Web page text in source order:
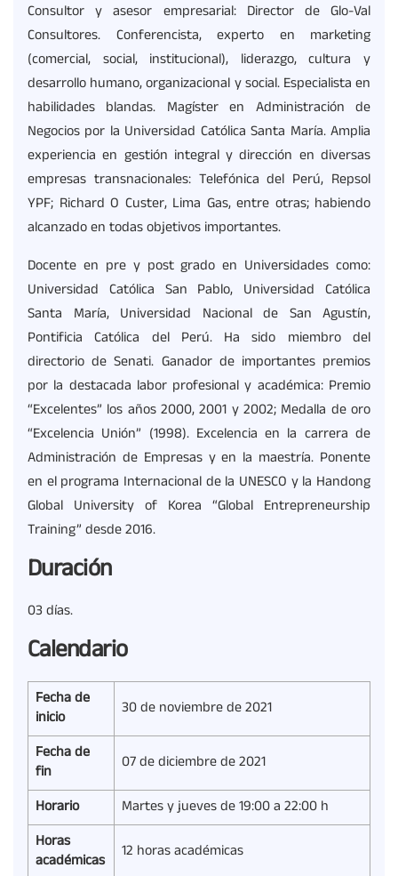
Consultor y asesor empresarial: Director de Glo-Val
Consultores. Conferencista, experto en marketing
(comercial, social, institucional), liderazgo, cultura y
desarrollo humano, organizacional y social. Especialista en
habilidades blandas. Magíster en Administración de
Negocios por la Universidad Católica Santa María. Amplia
experiencia en gestión integral y dirección en diversas
empresas transnacionales: Telefónica del Perú, Repsol
YPF; Richard O Custer, Lima Gas, entre otras; habiendo
alcanzado en todas objetivos importantes.
Docente en pre y post grado en Universidades como:
Universidad Católica San Pablo, Universidad Católica
Santa María, Universidad Nacional de San Agustín,
Pontificia Católica del Perú. Ha sido miembro del
directorio de Senati. Ganador de importantes premios
por la destacada labor profesional y académica: Premio
“Excelentes” los años 2000, 2001 y 2002; Medalla de oro
“Excelencia Unión” (1998). Excelencia en la carrera de
Administración de Empresas y en la maestría. Ponente
en el programa Internacional de la UNESCO y la Handong
Global University of Korea “Global Entrepreneurship
Training” desde 2016.
Duración
03 días.
Calendario
Fecha de
inicio
30 de noviembre de 2021
Fecha de
fin
07 de diciembre de 2021
Horario
Martes y jueves de 19:00 a 22:00 h
Horas
académicas
12 horas académicas